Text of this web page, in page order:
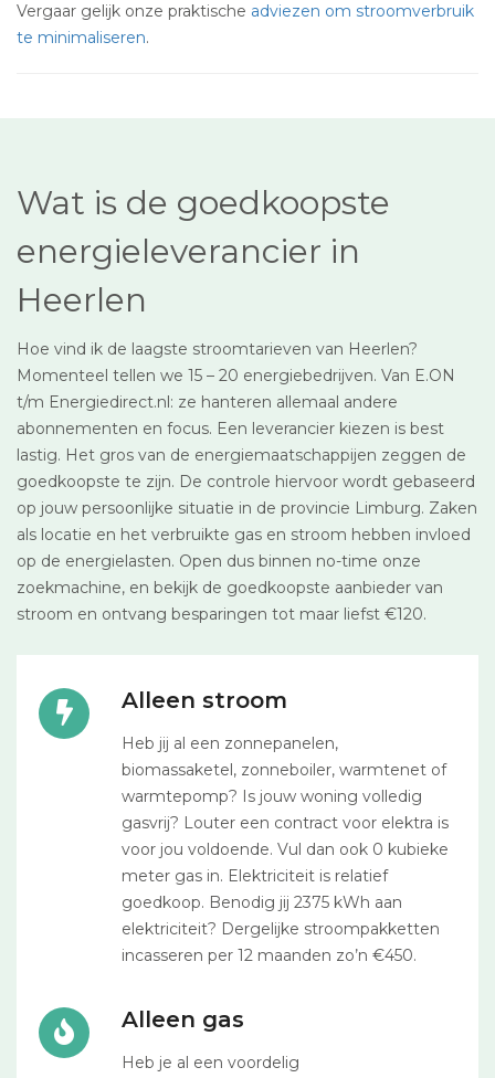
Vergaar gelijk onze praktische adviezen om stroomverbruik
te minimaliseren.
Wat is de goedkoopste
energieleverancier in
Heerlen
Hoe vind ik de laagste stroomtarieven van Heerlen?
Momenteel tellen we 15 – 20 energiebedrijven. Van E.ON
t/m Energiedirect.nl: ze hanteren allemaal andere
abonnementen en focus. Een leverancier kiezen is best
lastig. Het gros van de energiemaatschappijen zeggen de
goedkoopste te zijn. De controle hiervoor wordt gebaseerd
op jouw persoonlijke situatie in de provincie Limburg. Zaken
als locatie en het verbruikte gas en stroom hebben invloed
op de energielasten. Open dus binnen no-time onze
zoekmachine, en bekijk de goedkoopste aanbieder van
stroom en ontvang besparingen tot maar liefst €120.
Alleen stroom
Heb jij al een zonnepanelen,
biomassaketel, zonneboiler, warmtenet of
warmtepomp? Is jouw woning volledig
gasvrij? Louter een contract voor elektra is
voor jou voldoende. Vul dan ook 0 kubieke
meter gas in. Elektriciteit is relatief
goedkoop. Benodig jij 2375 kWh aan
elektriciteit? Dergelijke stroompakketten
incasseren per 12 maanden zo’n €450.
Alleen gas
Heb je al een voordelig